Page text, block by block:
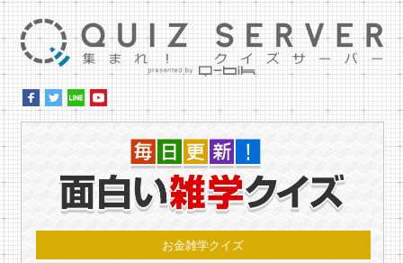
お金雑学クイズ